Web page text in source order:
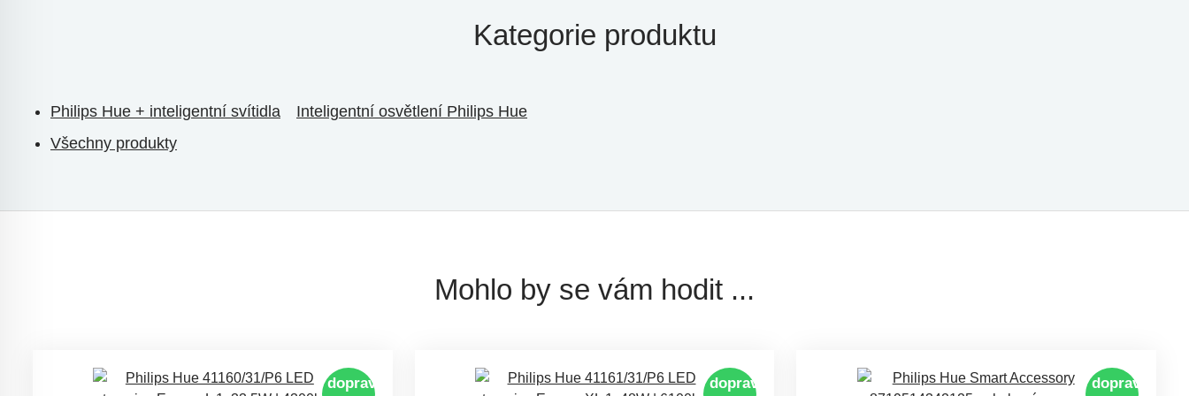
Kategorie produktu
Philips Hue + inteligentní svítidla
Inteligentní osvětlení Philips Hue
Všechny produkty
Mohlo by se vám hodit ...
doprava doprava doprava